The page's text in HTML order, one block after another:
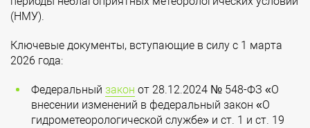
(НМУ).
Ключевые документы, вступающие в силу с 1 марта
2026 года:
Федеральный закон от 28.12.2024 № 548-ФЗ «О
внесении изменений в федеральный закон «О
гидрометеорологической службе» и ст. 1 и ст. 19